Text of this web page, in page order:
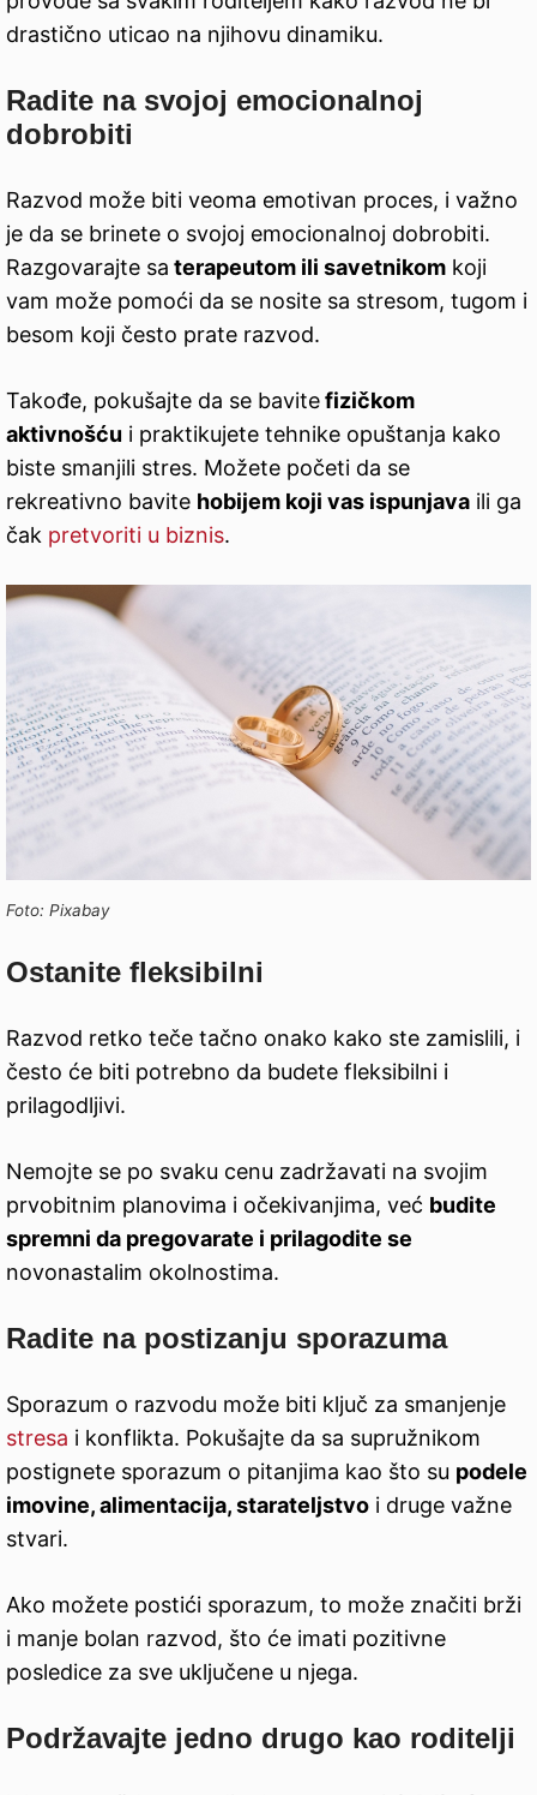
drastično uticao na njihovu dinamiku.
Radite na svojoj emocionalnoj
dobrobiti
Razvod može biti veoma emotivan proces, i važno
je da se brinete o svojoj emocionalnoj dobrobiti.
Razgovarajte sa terapeutom ili savetnikom koji
vam može pomoći da se nosite sa stresom, tugom i
besom koji često prate razvod.
Takođe, pokušajte da se bavitefizičkom
aktivnošću i praktikujete tehnike opuštanja kako
biste smanjili stres. Možete početi da se
rekreativno bavite hobijem koji vas ispunjava ili ga
čak pretvoriti u biznis.
Foto: Pixabay
Ostanite fleksibilni
Razvod retko teče tačno onako kako ste zamislili, i
često će biti potrebno da budete fleksibilni i
prilagodljivi.
Nemojte se po svaku cenu zadržavati na svojim
prvobitnim planovima i očekivanjima, već budite
spremni da pregovarate i prilagodite se
novonastalim okolnostima.
Radite na postizanju sporazuma
Sporazum o razvodu može biti ključ za smanjenje
stresa i konflikta. Pokušajte da sa supružnikom
postignete sporazum o pitanjima kao što su podele
imovine, alimentacija, starateljstvo i druge važne
stvari.
Ako možete postići sporazum, to može značiti brži
i manje bolan razvod, što će imati pozitivne
posledice za sve uključene u njega.
Podržavajte jedno drugo kao roditelji